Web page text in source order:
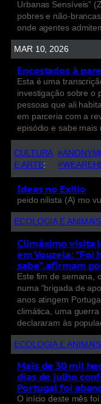
Urbanas Sensíveis”
pobres e não-
onde agentes
MAR 10, 2026
Encostados à
Esta é uma
investigação sobre o
pessoas que ali
em parceria com a
episódio e sabe mais
CULTURA
E ARTE:
Ideas no Exilio
peido nilista (A) mo
ECOLOGIA E ANIMAIS
Climáximo visita
em Vouzela:
sabe”, afirmam
Este fim de semana,
numa “brigada de
anos atingem
climática, uma
declararam às
ECOLOGIA E ANIMAIS
Mais de 30 mil
dias de julho
Portugal foi
O início deste mês